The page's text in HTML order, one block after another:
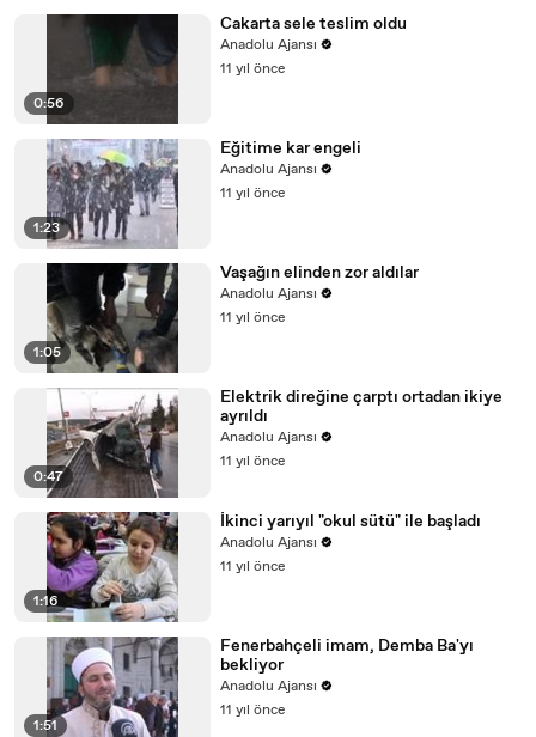
0:56
Cakarta sele teslim oldu
Anadolu Ajansı
11 yıl önce
1:23
Eğitime kar engeli
Anadolu Ajansı
11 yıl önce
1:05
Vaşağın elinden zor aldılar
Anadolu Ajansı
11 yıl önce
0:47
Elektrik direğine çarptı ortadan ikiye
ayrıldı
Anadolu Ajansı
11 yıl önce
1:16
İkinci yarıyıl "okul sütü" ile başladı
Anadolu Ajansı
11 yıl önce
1:51
Fenerbahçeli imam, Demba Ba'yı
bekliyor
Anadolu Ajansı
11 yıl önce